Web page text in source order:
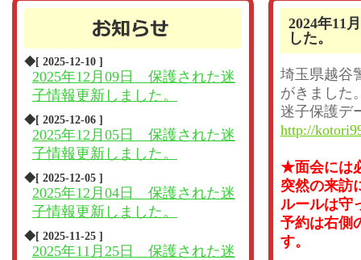
◆[ 2025-12-10 ]
2025年12月09日 保護された迷
子情報更新しました。
◆[ 2025-12-06 ]
2025年12月05日 保護された迷
子情報更新しました。
◆[ 2025-12-05 ]
2025年12月04日 保護された迷
子情報更新しました。
◆[ 2025-11-25 ]
2025年11月25日 保護された迷
2024年11
した。
埼玉県越谷
がきました
迷子保護デ
http://
★面会には
突然の来訪
ルールは守
予約は右側
す。